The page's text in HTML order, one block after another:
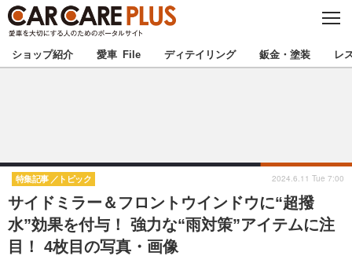
C
S
E
★カーケアプラス認定★ 厳選プロショップを地域から探す
甲信越 北陸
東海 関西
中国
ショップ紹介 愛車 File ディテイリング 鈑金・塗装 レ
サイドミラー＆フロントウインドウに“超撥
水”効果を付与！ 強力な“雨対策”アイテムに注
目！ 4枚目の写真・画像
特集記事 トピック 2024.6.11 Tue 7:00